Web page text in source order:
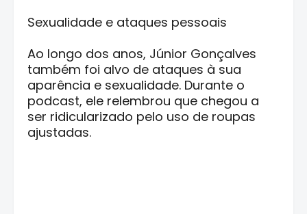
Sexualidade e ataques pessoais
Ao longo dos anos, Júnior Gonçalves
também foi alvo de ataques à sua
aparência e sexualidade. Durante o
podcast, ele relembrou que chegou a
ser ridicularizado pelo uso de roupas
ajustadas.